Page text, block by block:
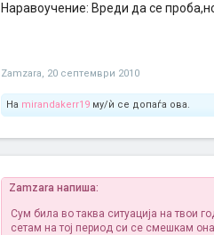
Наравоучение: Вреди да се
Zamzara, 20 септември 2010
На mirandakerr19 му/ѝ се допаѓа ова.
Zamzara напиша:
Сум била во таква ситуација на твои
сетам на тој период си се смешкам